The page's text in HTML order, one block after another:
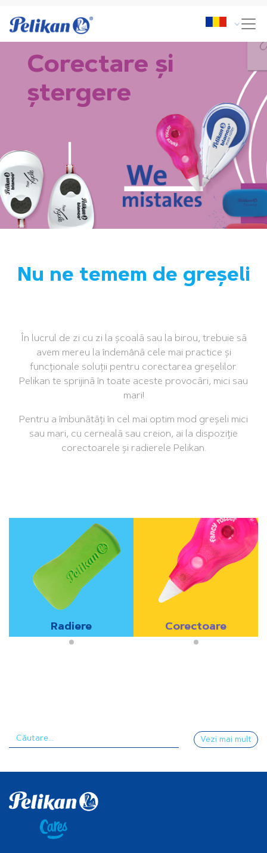
Corectare și
ștergere
Nu ne temem de greșeli
În lucrul de zi cu zi la școală sau la birou, trebuie să
avem mereu la îndemână cele mai practice și
funcționale soluții pentru corectarea greșelilor.
Pelikan te sprijină în toate aceste provocări, mici sau
mari!
Pentru a îmbunătăți în cel mai optim mod greșeli mici
sau mari, cu cerneală sau creion, ai la dispoziție
corectoarele și radierele Pelikan.
Radiere Corectoare
Vezi mai mult